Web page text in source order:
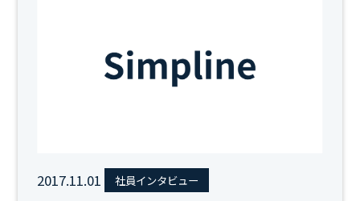
2017.11.01 社員インタビュー